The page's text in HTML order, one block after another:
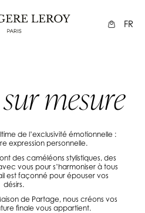
FR
mesure
de l’exclusivité émotionnelle :
expression personnelle.
des caméléons stylistiques, des
vous pour s’harmoniser à tous
est façonné pour épouser vos
désirs.
de Partage, nous créons vos
finale vous appartient.